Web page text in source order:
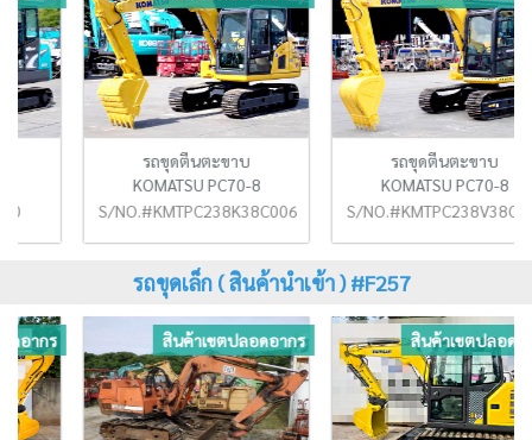
รถขุดตีนตะขาบ
KOMATSU PC70-8
S/NO.#KMTPC238K38C00676
รถขุดตีนตะขาบ
KOMATSU PC70-8
S/NO.#KMTPC238V38C02836
รถขุดเล็ก ( สินค้านำเข้า ) #F257
สินค้าเขตปลอดอากร สินค้าเขตปลอดอากร